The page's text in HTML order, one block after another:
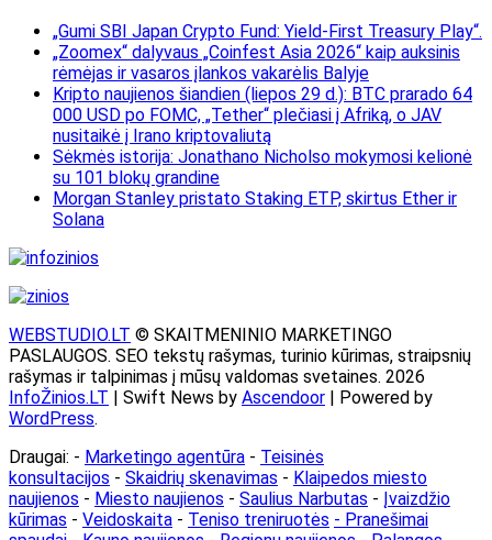
„Gumi SBI Japan Crypto Fund: Yield-First Treasury Play“.
„Zoomex“ dalyvaus „Coinfest Asia 2026“ kaip auksinis
rėmėjas ir vasaros įlankos vakarėlis Balyje
Kripto naujienos šiandien (liepos 29 d.): BTC prarado 64
000 USD po FOMC, „Tether“ plečiasi į Afriką, o JAV
nusitaikė į Irano kriptovaliutą
Sėkmės istorija: Jonathano Nicholso mokymosi kelionė
su 101 blokų grandine
Morgan Stanley pristato Staking ETP, skirtus Ether ir
Solana
WEBSTUDIO.LT © SKAITMENINIO MARKETINGO
PASLAUGOS. SEO tekstų rašymas, turinio kūrimas, straipsnių
rašymas ir talpinimas į mūsų valdomas svetaines. 2026
InfoŽinios.LT | Swift News by Ascendoor | Powered by
WordPress.
Draugai: - Marketingo agentūra - Teisinės
konsultacijos - Skaidrių skenavimas - Klaipedos miesto
naujienos - Miesto naujienos - Saulius Narbutas - Įvaizdžio
kūrimas - Veidoskaita - Teniso treniruotės - Pranešimai